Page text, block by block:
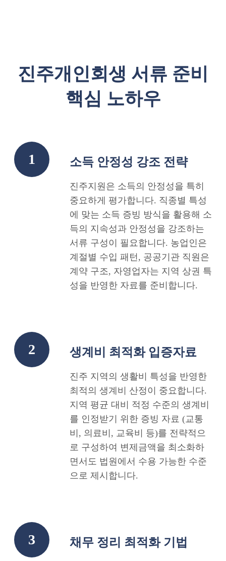
진주개인회생 서류 준비
핵심 노하우
1 소득 안정성 강조 전략
진주지원은 소득의 안정성을 특히
중요하게 평가합니다. 직종별 특성
에 맞는 소득 증빙 방식을 활용해 소
득의 지속성과 안정성을 강조하는
서류 구성이 필요합니다. 농업인은
계절별 수입 패턴, 공공기관 직원은
계약 구조, 자영업자는 지역 상권 특
성을 반영한 자료를 준비합니다.
2 생계비 최적화 입증자료
진주 지역의 생활비 특성을 반영한
최적의 생계비 산정이 중요합니다.
지역 평균 대비 적정 수준의 생계비
를 인정받기 위한 증빙 자료 (교통
비, 의료비, 교육비 등)를 전략적으
로 구성하여 변제금액을 최소화하
면서도 법원에서 수용 가능한 수준
으로 제시합니다.
3 채무 정리 최적화 기법